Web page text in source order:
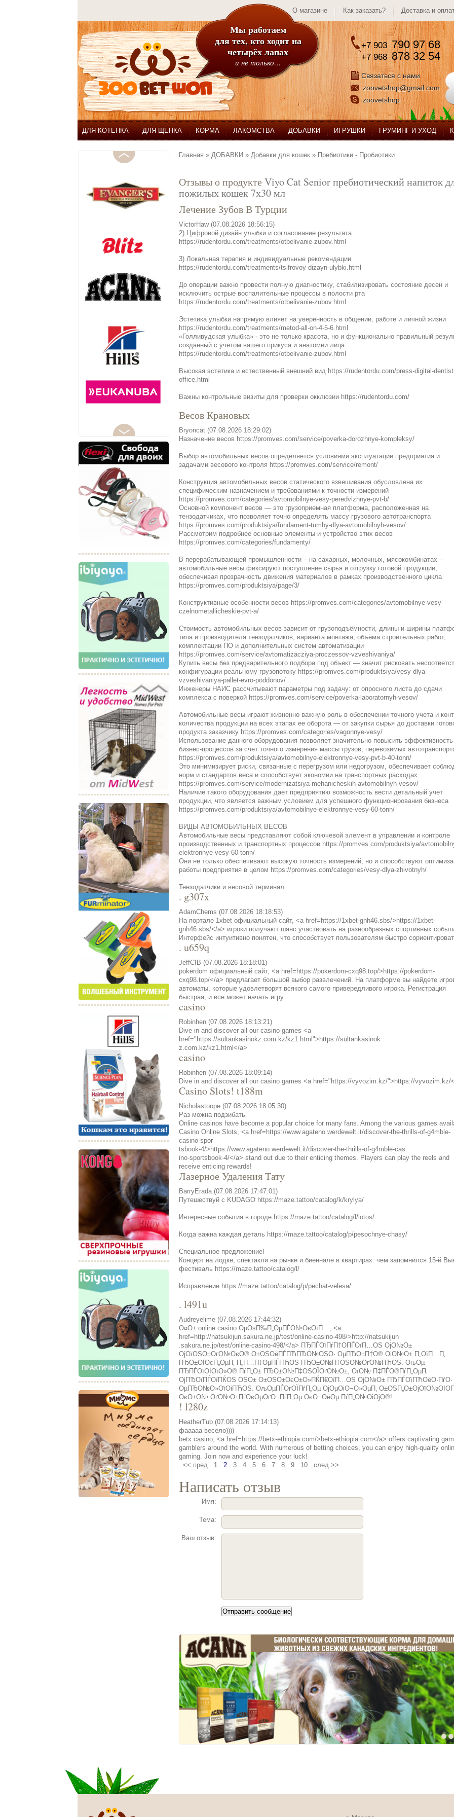
О магазине Как заказать? Доставка и
+7 903790 97 68
+7 968878 32 54
Связаться с нами
zoovetshop@gmail.com
zoovetshop
Мы работаем
для тех, кто ходит на
четырёх лапах
и не только…
ДЛЯ КОТЕНКА ДЛЯ ЩЕНКА КОРМА ЛАКОМСТВА ДОБАВКИ ИГРУШКИ ГРУМИНГ И УХОД
Главная » ДОБАВКИ » Добавки для кошек » Пребиотики - Пробиотики
Отзывы о продукте Viyo Cat Senior пребиотический напиток
пожилых кошек 7х30 мл
Лечение Зубов В Турции
VictorHaw (07.08.2026 18:56:15)
2) Цифровой дизайн улыбки и согласование результата
https://rudentordu.com/treatments/otbelivanie-zubov.html
3) Локальная терапия и индивидуальные рекомендации
https://rudentordu.com/treatments/tsifrovoy-dizayn-ulybki.html
До операции важно провести полную диагностику, стабилизировать состояние десен и
исключить острые воспалительные процессы в полости рта
https://rudentordu.com/treatments/otbelivanie-zubov.html
Эстетика улыбки напрямую влияет на уверенность в общении, работе и личной жизни
https://rudentordu.com/treatments/metod-all-on-4-5-6.html
«Голливудская улыбка» - это не только красота, но и функционально правильный
созданный с учетом вашего прикуса и анатомии лица
https://rudentordu.com/treatments/otbelivanie-zubov.html
Высокая эстетика и естественный внешний вид https://rudentordu.com/press-digital-
office.html
Важны контрольные визиты для проверки окклюзии https://rudentordu.com/
Весов Крановых
Bryoncat (07.08.2026 18:29:02)
Назначение весов https://promves.com/service/poverka-dorozhnye-kompleksy/
Выбор автомобильных весов определяется условиями эксплуатации предприятия и
задачами весового контроля https://promves.com/service/remont/
Конструкция автомобильных весов статического взвешивания обусловлена их
специфическим назначением и требованиями к точности измерений
https://promves.com/categories/avtomobilnye-vesy-peredvizhnye-pvt-b/
Основной компонент весов — это грузоприемная платформа, расположенная на
тензодатчиках, что позволяет точно определять массу грузового автотранспорта
https://promves.com/produktsiya/fundament-tumby-dlya-avtomobilnyh-vesov/
Рассмотрим подробнее основные элементы и устройство этих весов
https://promves.com/categories/fundamenty/
В перерабатывающей промышленности – на сахарных, молочных, мясокомбинатах –
автомобильные весы фиксируют поступление сырья и отгрузку готовой продукции,
обеспечивая прозрачность движения материалов в рамках производственного цикла
https://promves.com/produktsiya/page/3/
Конструктивные особенности весов https://promves.com/categories/avtomobilnye-vesy-
czelnometallicheskie-pvt-a/
Стоимость автомобильных весов зависит от грузоподъёмности, длины и ширины
типа и производителя тензодатчиков, варианта монтажа, объёма строительных работ,
комплектации ПО и дополнительных систем автоматизации
https://promves.com/service/avtomatizacziya-proczessov-vzveshivaniya/
Купить весы без предварительного подбора под объект — значит рисковать
конфигурации реальному грузопотоку https://promves.com/produktsiya/vesy-dlya-
vzveshivaniya-pallet-evro-poddonov/
Инженеры НАИС рассчитывают параметры под задачу: от опросного листа до сдачи
комплекса с поверкой https://promves.com/service/poverka-laboratornyh-vesov/
Автомобильные весы играют жизненно важную роль в обеспечении точного учета и
количества продукции на всех этапах ее оборота — от закупки сырья до доставки
продукта заказчику https://promves.com/categories/vagonnye-vesy/
Использование данного оборудования позволяет значительно повысить эффективность
бизнес-процессов за счет точного измерения массы грузов, перевозимых
https://promves.com/produktsiya/avtomobilnye-elektronnye-vesy-pvt-b-40-tonn/
Это минимизирует риски, связанные с перегрузом или недогрузом, обеспечивает
норм и стандартов веса и способствует экономии на транспортных расходах
https://promves.com/service/modernizatsiya-mehanicheskih-avtomobilnyh-vesov/
Наличие такого оборудования дает предприятию возможность вести детальный учет
продукции, что является важным условием для успешного функционирования бизнеса
https://promves.com/produktsiya/avtomobilnye-elektronnye-vesy-60-tonn/
ВИДЫ АВТОМОБИЛЬНЫХ ВЕСОВ
Автомобильные весы представляют собой ключевой элемент в управлении и контроле
производственных и транспортных процессов https://promves.com/produktsiya/
elektronnye-vesy-60-tonn/
Они не только обеспечивают высокую точность измерений, но и способствуют
работы предприятия в целом https://promves.com/categories/vesy-dlya-zhivotnyh/
Тензодатчики и весовой терминал
. g307x
AdamChems (07.08.2026 18:18:53)
На портале 1xbet официальный сайт, <a href=https://1xbet-gnh46.sbs/>https://1xbet-
gnh46.sbs/</a> игроки получают шанс участвовать на разнообразных спортивных
Интерфейс интуитивно понятен, что способствует пользователям быстро
. u659q
JeffCIB (07.08.2026 18:18:01)
pokerdom официальный сайт, <a href=https://pokerdom-cxq98.top/>https://pokerdom-
cxq98.top/</a> предлагает большой выбор развлечений. На платформе вы найдете
автоматы, которые удовлетворят всякого самого привередливого игрока. Регистрация
быстрая, и все может начать игру.
casino
Robinhen (07.08.2026 18:13:21)
Dive in and discover all our casino games <a
href="https://sultankasinokz.com.kz/kz1.html">https://sultankasinok
z.com.kz/kz1.html</a>
casino
Robinhen (07.08.2026 18:09:14)
Dive in and discover all our casino games <a href="https://vyvozim.kz/">https://vyvozim.kz/
Casino Slots! t188m
Nicholastoope (07.08.2026 18:05:30)
Раз можна подзибать
Online casinos have become a popular choice for many fans. Among the various games
Casino Online Slots, <a href=https://www.agateno.werdewelt.it/discover-the-thrills-of-g4mble-
casino-spor
tsbook-4/>https://www.agateno.werdewelt.it/discover-the-thrills-of-g4mble-cas
ino-sportsbook-4/</a> stand out due to their enticing themes. Players can play the reels and
receive enticing rewards!
Лазерное Удаления Тату
BarryErada (07.08.2026 17:47:01)
Путешествуй с KUDAGO https://maze.tattoo/catalog/k/krylya/
Интересные события в городе https://maze.tattoo/catalog/l/lotos/
Когда важна каждая деталь https://maze.tattoo/catalog/p/pesochnye-chasy/
Специальное предложение!
Концерт на лодке, спектакли на рынке и биеннале в квартирах: чем запомнился 15-й
фестиваль https://maze.tattoo/catalog/l/
Исправление https://maze.tattoo/catalog/p/pechat-velesa/
. l491u
Audreyelime (07.08.2026 17:44:32)
О¤О± online casino ОµОѕП‰П„ОµПЃО№ОєОїП…, <a
href=http://natsukijun.sakura.ne.jp/test/online-casino-498/>http://natsukijun
.sakura.ne.jp/test/online-casino-498/</a> ПЂПЃОїПѓП†О­ПЃОїП…ОЅ ОјО№О±
ОјОїОЅО±ОґО№ОєО® О±ОЅОёПЃПЋПЂО№ОЅО· ОµПЂО±П†О® ОіО№О± П„ОїП…П‚
ПЂО±ОЇОєП„ОµП‚ П„П…П‡ОµПЃПЋОЅ ПЂО±О№П‡ОЅО№ОґО№ПЋОЅ. ОњОµ
ПЂПЃОїОІОїО»О® ПѓП„О± ПЂО±О№П‡ОЅОЇОґО№О±, ОїО№ П‡ПЃО®ПѓП„ОµП‚
ОјПЂОїПЃОїПЌОЅ ОЅО± О±ОЅО±ОєО±О»ПЌП€ОїП…ОЅ ОјО№О± ПЂПЃОїПЋОёО·ПѓО·
ОµПЂО№О»ОїОіПЋОЅ. ОљОµПЃОґОЇПѓП„Оµ ОјОµОіО¬О»ОµП‚
ОєО±О№ ОґО№О±ПѓОєОµОґО¬ПѓП„Оµ ОєО¬ОёОµ ПѓП„О№ОіОјО®!
! l280z
HeatherTub (07.08.2026 17:14:13)
фааааа весело))))
betx casino, <a href=https://betx-ethiopia.com/>betx-ethiopia.com</a> offers captivating
gamblers around the world. With numerous of betting choices, you can enjoy high-quality
gaming. Join now and experience your luck!
<< пред
1 2 3 4 5 6 7 8 9 10 след >>
Написать отзыв
Имя:
Тема:
Ваш отзыв: